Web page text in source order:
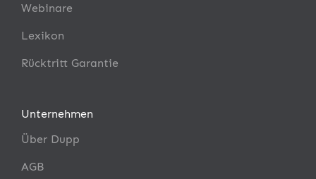
Webinare
Lexikon
Rücktritt Garantie
Unternehmen
Über Dupp
AGB